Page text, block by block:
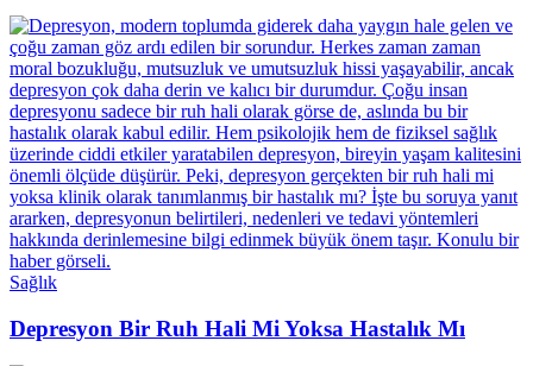
Sağlık
Depresyon Bir Ruh Hali Mi Yoksa Hastalık Mı